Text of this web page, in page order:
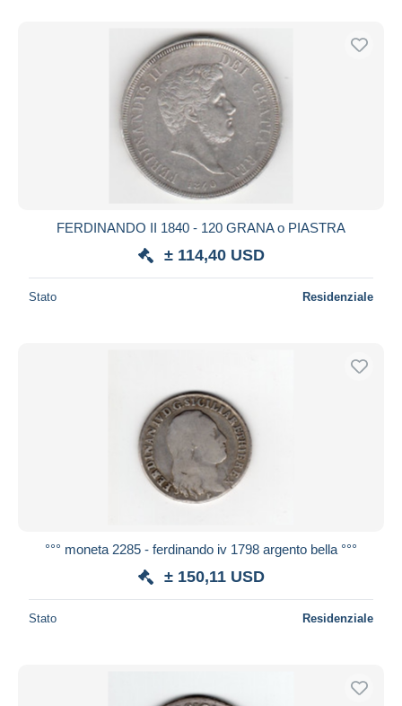
FERDINANDO II 1840 - 120 GRANA o PIASTRA
± 114,40 USD
Stato Residenziale
°°° moneta 2285 - ferdinando iv 1798 argento bella °°°
± 150,11 USD
Stato Residenziale